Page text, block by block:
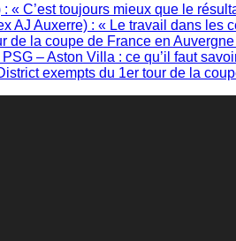
« C’est toujours mieux que le
AJ Auxerre) : « Le travail dans les
de la coupe de France en
– Aston Villa : ce qu’il faut
exempts du 1er tour de la